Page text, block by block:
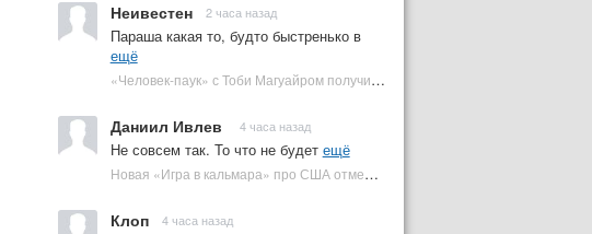
Неивестен 2 часа назад
Параша какая то, будто быстренько в
ещё
«Человек-паук» с Тоби Магуайром получил новый постер | Plugged In Ru
Даниил Ивлев 4 часа назад
Не совсем так. То что не будет ещё
Новая «Игра в кальмара» про США отменена | Plugged In Ru
Клоп 4 часа назад